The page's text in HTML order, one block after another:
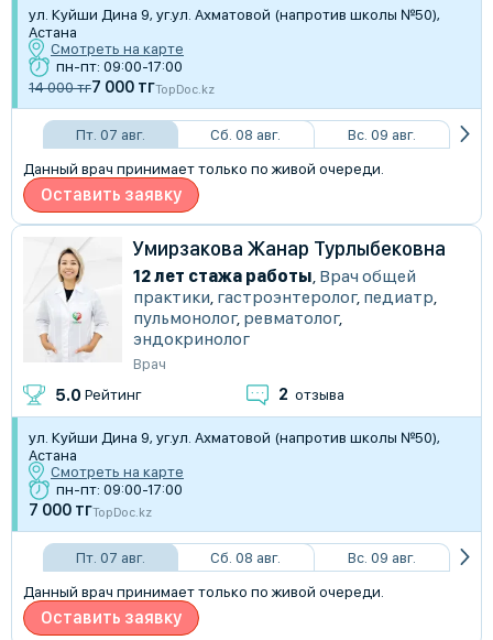
ул. Куйши Дина 9, уг.ул. Ахматовой (напротив школы №50),
Астана
Смотреть на карте
пн-пт: 09:00-17:00
14 000 тг7 000 тгTopDoc.kz
Пт. 07 авг. Сб. 08 авг.
Вс. 09 авг.
Данный врач принимает только по живой очереди.
Оставить заявку
Умирзакова Жанар Турлыбековна
12 лет стажа работы, Врач общей
практики, гастроэнтеролог, педиатр,
пульмонолог, ревматолог,
эндокринолог
Врач
5.0 Рейтинг 2 отзыва
ул. Куйши Дина 9, уг.ул. Ахматовой (напротив школы №50),
Астана
Смотреть на карте
пн-пт: 09:00-17:00
7 000 тгTopDoc.kz
Пт. 07 авг. Сб. 08 авг.
Вс. 09 авг.
Данный врач принимает только по живой очереди.
Оставить заявку